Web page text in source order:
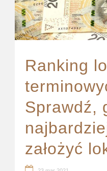
Ranking
Sprawdź,
założyć